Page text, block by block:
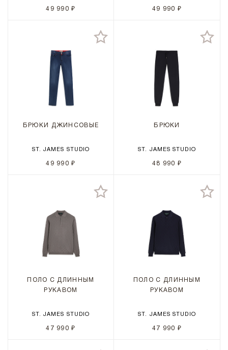
49 990 ₽ 49 990 ₽
БРЮКИ ДЖИНСОВЫЕ
ST. JAMES STUDIO
49 990 ₽
БРЮКИ
ST. JAMES STUDIO
48 990 ₽
ПОЛО С ДЛИННЫМ
РУКАВОМ
ST. JAMES STUDIO
47 990 ₽
ПОЛО С ДЛИННЫМ
РУКАВОМ
ST. JAMES STUDIO
47 990 ₽